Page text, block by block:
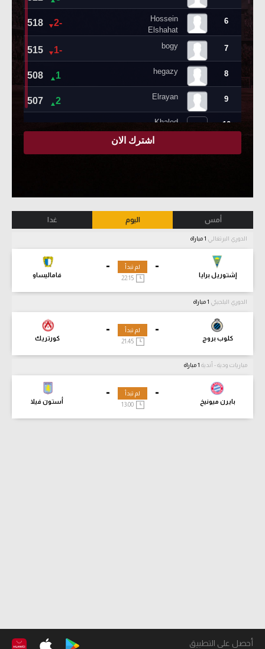
أمس اليوم غدا
الدوري البرتغالي
-
إشتوريل برايا
-
فاماليساو
لم تبدأ
22:15
الدوري البلجيكي
-
كلوب بروج
-
كورتريك
لم تبدأ
21:45
مباريات ودية - أندية
-
بايرن ميونيخ
-
أستون فيلا
لم تبدأ
13:00
أحصل على التطبيق